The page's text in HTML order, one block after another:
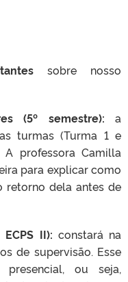
sobre nosso
(5º semestre): a
turmas (Turma 1 e
professora Camilla
para explicar como
retorno dela antes de
II): constará na
de supervisão. Esse
ou seja,